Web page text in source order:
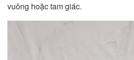
vuông hoặc tam giác.